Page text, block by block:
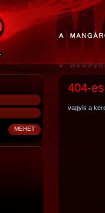
404-
vagyis a